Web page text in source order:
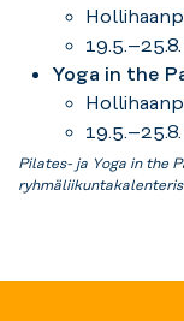
Yoga in the
Pilates- ja Yoga in the